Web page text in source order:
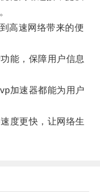
高速网络带来的便
能，保障用户信息
加速器都能为用户
度更快，让网络生